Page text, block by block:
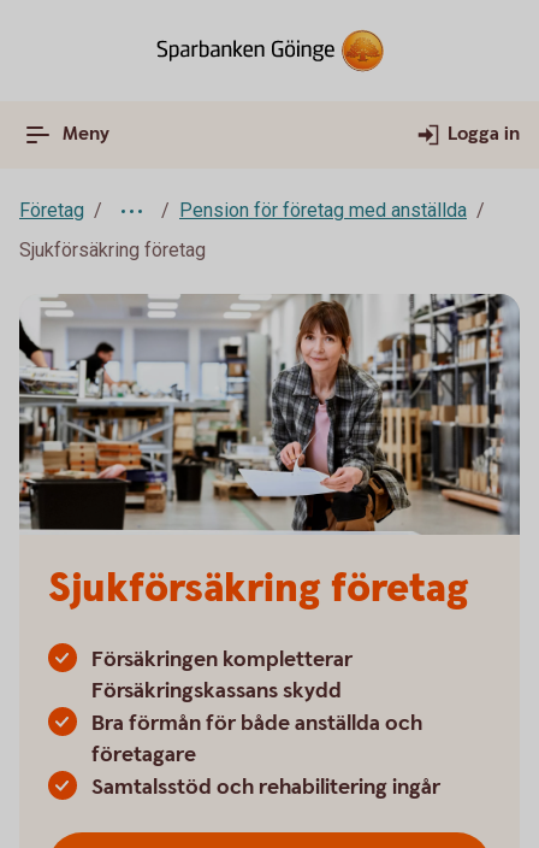
Meny Logga in
Företag
Pension för företag med anställda
Sjukförsäkring företag
Sjukförsäkring företag
Försäkringen kompletterar
Försäkringskassans skydd
Bra förmån för både anställda och
företagare
Samtalsstöd och rehabilitering ingår